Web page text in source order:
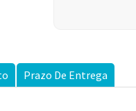
Prazo De Entrega